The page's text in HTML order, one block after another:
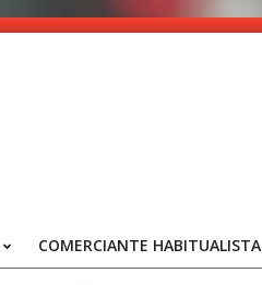
COMERCIANTE HABITUALISTA